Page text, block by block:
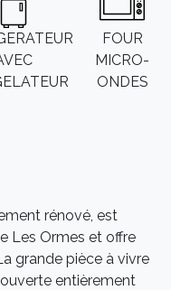
FOUR
MICRO-
ONDES
rénové, est
Les Ormes et offre
grande pièce à vivre
entièrement